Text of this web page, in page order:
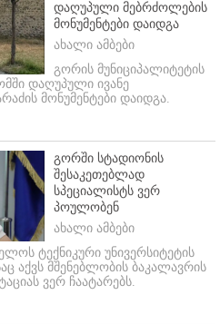
დაღუპული მებრძოლების
მონუმენტები დაიდგა
ახალი ამბები
გორის მუნიციპალიტეტის
დაღუპული ივანე
მონუმენტები დაიდგა.
გორში სტადიონის
შესაკეთებლად
სპეციალისტს ვერ
პოულობენ
ახალი ამბები
ტექნიკური უნივერსიტეტის
აქვს მშენებლობის ბაკალავრის
ვერ ჩაატარებს.